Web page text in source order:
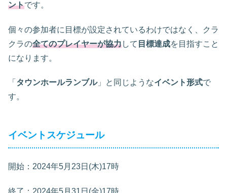
ントです。
個々の参加者に目標が設定されているわけではなく、クラ
クラの全てのプレイヤーが協力して 目標達成を目指すこと
になります。
「 タウンホールランブル」と同じようなイベント形式で
す。
イベントスケジュール
開始：2024年5月23日(木)17時